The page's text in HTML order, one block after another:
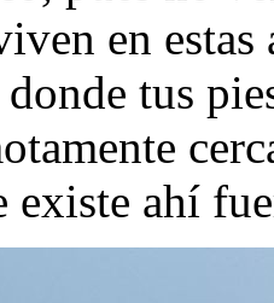
en
donde tus
existe ahí